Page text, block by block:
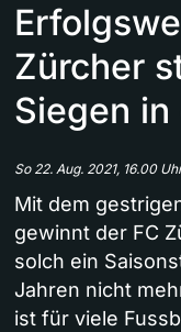
Zürcher
Siegen in
So 22. Aug. 2021, 16.00
Mit dem
gewinnt der FC
solch ein
Jahren nicht
ist für viele